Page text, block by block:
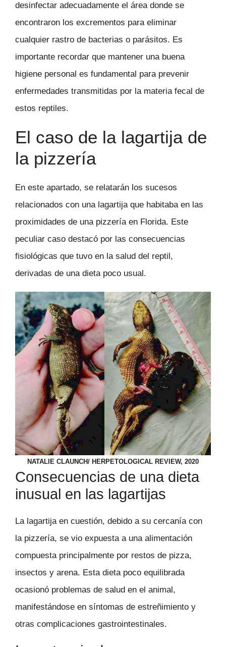
desinfectar adecuadamente el área donde se
encontraron los excrementos para eliminar
cualquier rastro de bacterias o parásitos. Es
importante recordar que mantener una buena
higiene personal es fundamental para prevenir
enfermedades transmitidas por la materia fecal de
estos reptiles.
El caso de la lagartija de
la pizzería
En este apartado, se relatarán los sucesos
relacionados con una lagartija que habitaba en las
proximidades de una pizzería en Florida. Este
peculiar caso destacó por las consecuencias
fisiológicas que tuvo en la salud del reptil,
derivadas de una dieta poco usual.
NATALIE CLAUNCH/ HERPETOLOGICAL REVIEW, 2020
Consecuencias de una dieta
inusual en las lagartijas
La lagartija en cuestión, debido a su cercanía con
la pizzería, se vio expuesta a una alimentación
compuesta principalmente por restos de pizza,
insectos y arena. Esta dieta poco equilibrada
ocasionó problemas de salud en el animal,
manifestándose en síntomas de estreñimiento y
otras complicaciones gastrointestinales.